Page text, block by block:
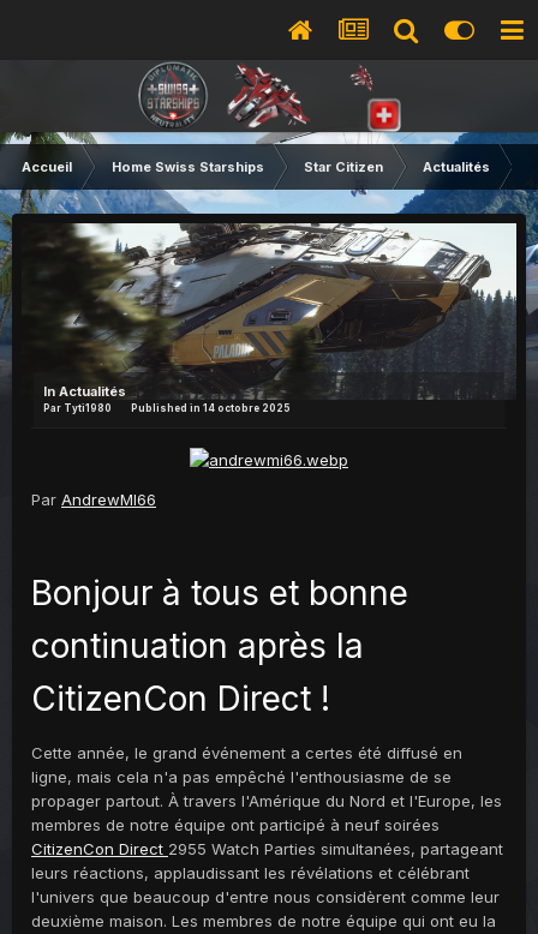
Accueil Home Swiss Starships Star Citizen Actualités
InActualités
Par Tyti1980 Published in14 octobre 2025
Par AndrewMI66
Bonjour à tous et bonne
continuation après la
CitizenCon Direct !
Cette année, le grand événement a certes été diffusé en
ligne, mais cela n'a pas empêché l'enthousiasme de se
propager partout. À travers l'Amérique du Nord et l'Europe, les
membres de notre équipe ont participé à neuf soirées
CitizenCon Direct 2955 Watch Parties simultanées, partageant
leurs réactions, applaudissant les révélations et célébrant
l'univers que beaucoup d'entre nous considèrent comme leur
deuxième maison. Les membres de notre équipe qui ont eu la